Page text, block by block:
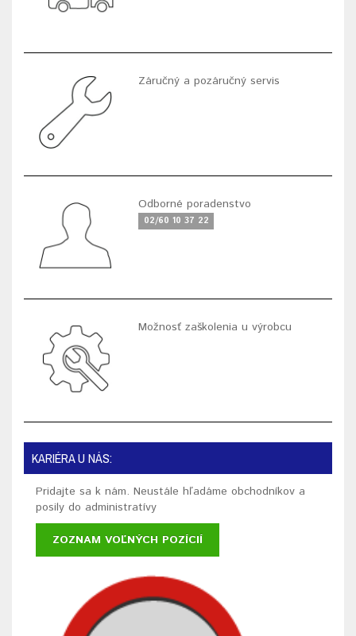
Záručný a pozáručný servis
Odborné poradenstvo
02/60 10 37 22
Možnosť zaškolenia u výrobcu
KARIÉRA U NÁS:
Pridajte sa k nám. Neustále hľadáme obchodníkov a
posily do administratívy
ZOZNAM VOĽNÝCH POZÍCIÍ